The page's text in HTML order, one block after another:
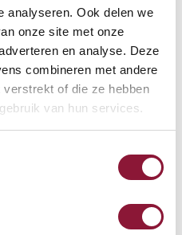
analyseren. Ook delen we
onze site met onze
en analyse. Deze
combineren met andere
of die ze hebben
van hun services.
840 Design
Mini-